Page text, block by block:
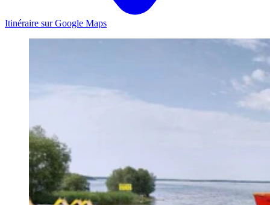
Itinéraire sur Google Maps